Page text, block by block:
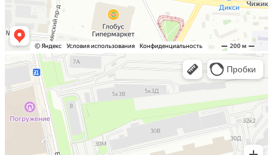
Санкт-Петербург